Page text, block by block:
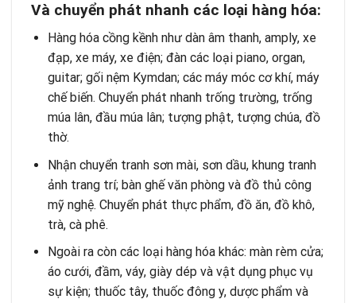
Và chuyển phát nhanh các loại hàng hóa:
Hàng hóa cồng kềnh như dàn âm thanh, amply, xe
đạp, xe máy, xe điện; đàn các loại piano, organ,
guitar; gối nệm Kymdan; các máy móc cơ khí, máy
chế biến. Chuyển phát nhanh trống trường, trống
múa lân, đầu múa lân; tượng phật, tượng chúa, đồ
thờ.
Nhận chuyển tranh sơn mài, sơn dầu, khung tranh
ảnh trang trí; bàn ghế văn phòng và đồ thủ công
mỹ nghệ. Chuyển phát thực phẩm, đồ ăn, đồ khô,
trà, cà phê.
Ngoài ra còn các loại hàng hóa khác: màn rèm cửa;
áo cưới, đầm, váy, giày dép và vật dụng phục vụ
sự kiện; thuốc tây, thuốc đông y, dược phẩm và